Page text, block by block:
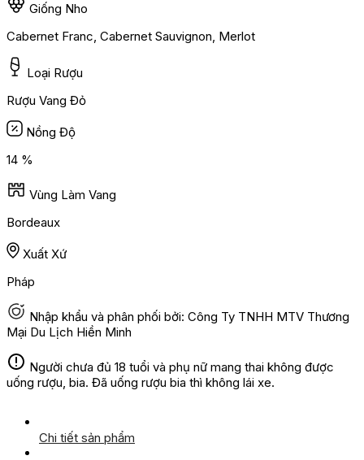
Giống Nho
Cabernet Franc, Cabernet Sauvignon, Merlot
Loại Rượu
Rượu Vang Đỏ
Nồng Độ
14 %
Vùng Làm Vang
Bordeaux
Xuất Xứ
Pháp
Nhập khẩu và phân phối bởi: Công Ty TNHH MTV Thương
Mại Du Lịch Hiền Minh
Người chưa đủ 18 tuổi và phụ nữ mang thai không được
uống rượu, bia. Đã uống rượu bia thì không lái xe.
Chi tiết sản phẩm